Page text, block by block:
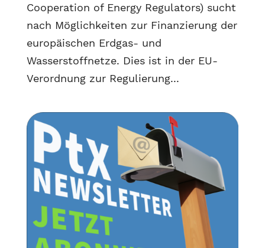
Cooperation of Energy Regulators) sucht
nach Möglichkeiten zur Finanzierung der
europäischen Erdgas- und
Wasserstoffnetze. Dies ist in der EU-
Verordnung zur Regulierung...